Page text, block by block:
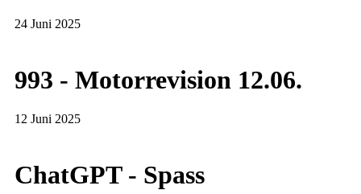
24 Juni 2025
993 - Motorrevision 12.06.
12 Juni 2025
ChatGPT - Spass